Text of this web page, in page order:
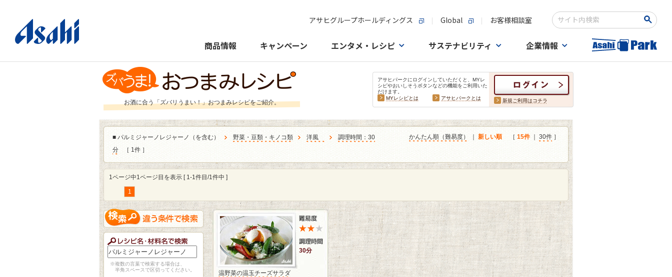
アサヒグループホールディングス Global お客様相談室
検索キーワード入力
商品情報 キャンペーン エンタメ・レシピ サステナビリティ 企業情報
お酒に合う「ズバリうまい！」おつまみレシピをご紹介。
アサヒパークにログインしていただくと、MYレ
シピやおいしそうボタンなどの機能をご利用いた
だけます。
MYレシピとは
アサヒパークとは 新規ご利用はコチラ
■ パルミジャーノレジャーノ（を含む） 野菜・豆類・キノコ類 洋風
調理時間：30
分
［ 1件 ］
かんたん順（難易度） 新しい順 ［ 15件｜ 30件 ］
1ページ中1ページ目を表示 [ 1-1件目/1件中 ]
1
※複数の言葉で検索する場合は、
半角スペースで区切ってください。
30分
温野菜の温玉チーズサラダ